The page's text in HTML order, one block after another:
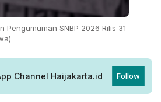
Pengumuman SNBP 2026 Rilis 31
Channel Haijakarta.id Follow